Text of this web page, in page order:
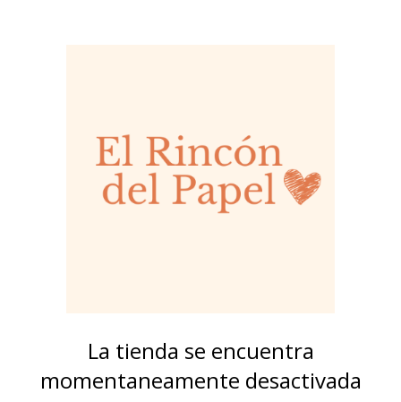
La tienda se encuentra
momentaneamente desactivada